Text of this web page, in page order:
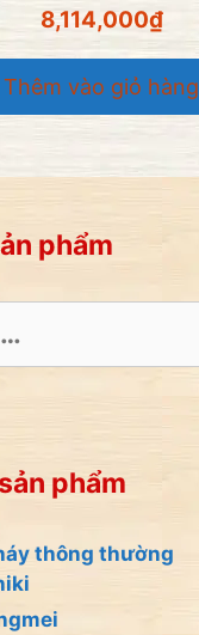
0
n
g
o
à
i
8,114,000₫
Thêm vào giỏ hàng
phẩm
phẩm
thông thường